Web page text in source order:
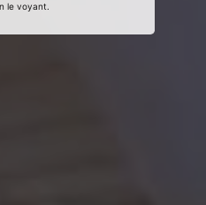
le voyant.